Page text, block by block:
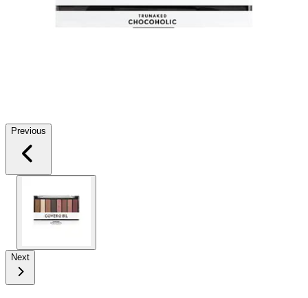
Previous
Next